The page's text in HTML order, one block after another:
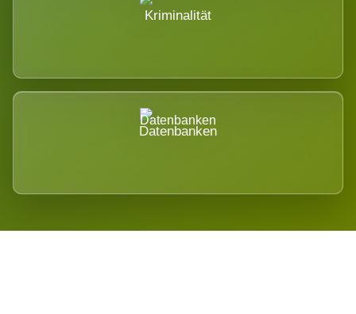
Kriminalität
Datenbanken